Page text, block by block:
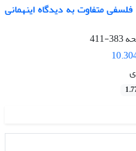
متفاوت به دیدگاه اینهمانی
383-411